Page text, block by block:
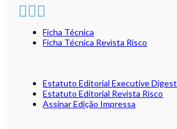
Ficha Técnica
Ficha Técnica Revista Risco
Estatuto Editorial Executive Digest
Estatuto Editorial Revista Risco
Assinar Edição Impressa